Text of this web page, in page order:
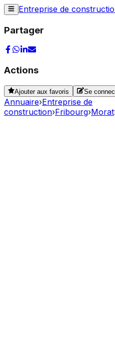
Entreprise de
Partager
Actions
Ajouter aux favoris Se
Annuaire›Entreprise de
construction›Fribourg›Morat